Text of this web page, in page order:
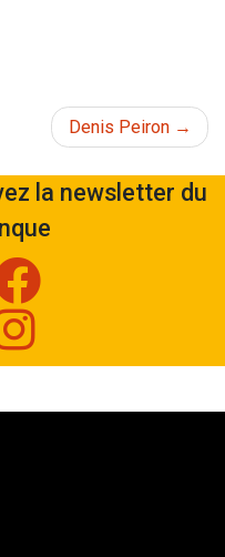
Denis Peiron
la newsletter du